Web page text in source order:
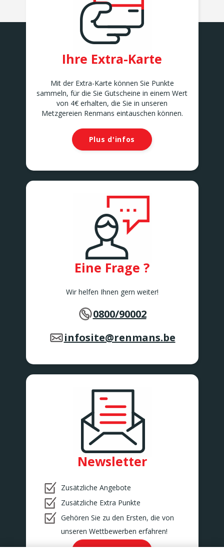
Ihre Extra-Karte
Mit der Extra-Karte können Sie Punkte
sammeln, für die Sie Gutscheine in einem Wert
von 4€ erhalten, die Sie in unseren
Metzgereien Renmans eintauschen können.
Plus d'infos
Eine Frage ?
Wir helfen Ihnen gern weiter!
0800/90002
infosite@renmans.be
Newsletter
Zusätzliche Angebote
Zusätzliche Extra Punkte
Gehören Sie zu den Ersten, die von
unseren Wettbewerben erfahren!